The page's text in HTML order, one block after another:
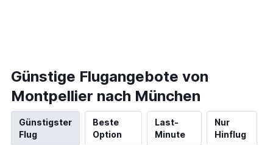
Günstige Flugangebote von
Montpellier nach München
Günstigster
Flug
Beste
Option
Last-
Minute
Nur
Hinflug